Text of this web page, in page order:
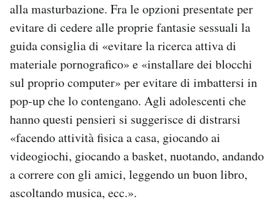
alla masturbazione. Fra le opzioni presentate per
evitare di cedere alle proprie fantasie sessuali la
guida consiglia di «evitare la ricerca attiva di
materiale pornografico» e «installare dei blocchi
sul proprio computer» per evitare di imbattersi in
pop-up che lo contengano. Agli adolescenti che
hanno questi pensieri si suggerisce di distrarsi
«facendo attività fisica a casa, giocando ai
videogiochi, giocando a basket, nuotando, andando
a correre con gli amici, leggendo un buon libro,
ascoltando musica, ecc.».